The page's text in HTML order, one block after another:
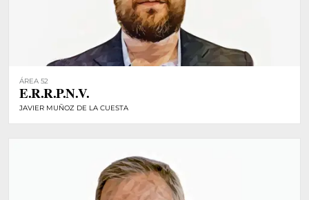
ÁREA 52
E.R.R.P.N.V.
JAVIER MUÑOZ DE LA CUESTA